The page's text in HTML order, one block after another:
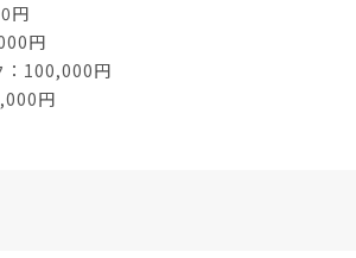
円
円
：100,000円
円